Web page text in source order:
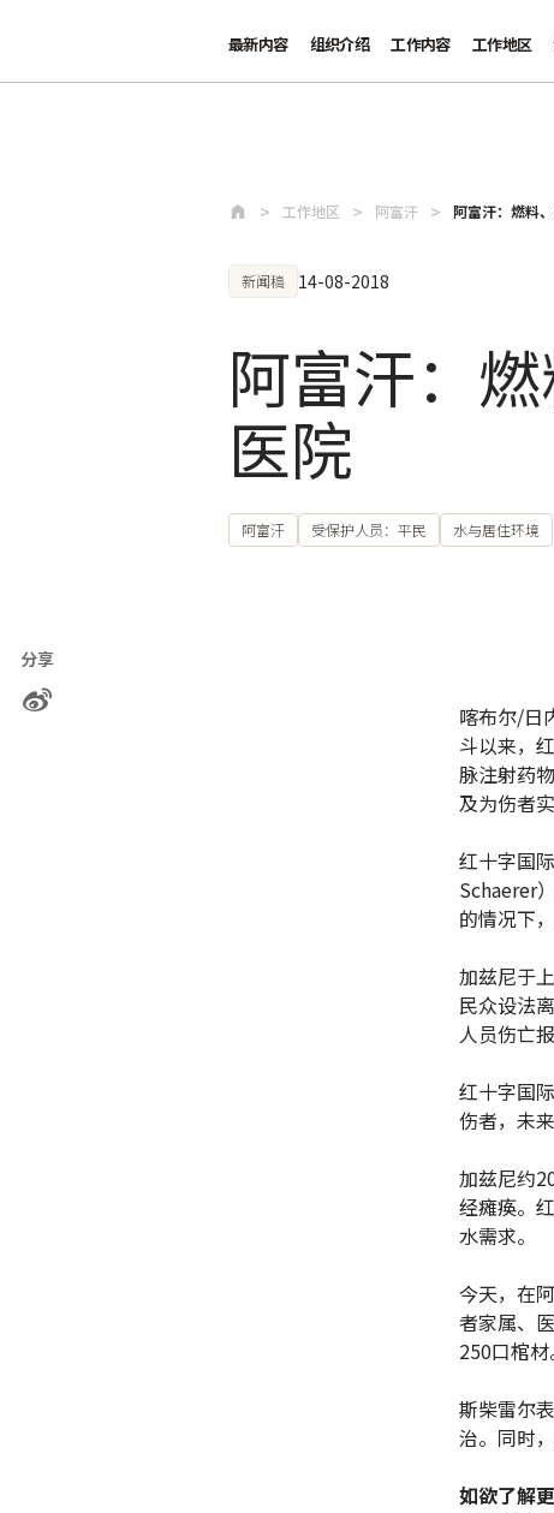
最新内容 组织介绍 工作内容 工作地区
工作地区 阿富汗 阿富汗：燃料
新闻稿 14-08-2018
阿富汗：
医院
阿富汗 受保护人员：平民 水与居住环境
分享
喀布尔/日
斗以来，
脉注射药
及为伤者
红十字国
Schaerer
的情况下
加兹尼于
民众设法
人员伤亡
红十字国
伤者，未
加兹尼约
经瘫痪。
水需求。
今天，在
者家属、
250口棺材
斯柴雷尔
治。同时
如欲了解